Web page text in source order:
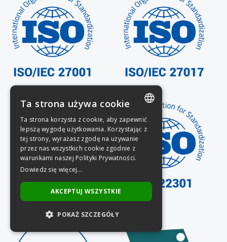
POLISH
ENGLISH
Ta strona używa cookie
Ta strona korzysta z cookie, aby zapewnić
lepszą wygodę użytkowania. Korzystając z
tej strony, wyrażasz zgodę na używanie
przez nas wszystkich cookie zgodnie z
warunkami naszej Polityki Prywatności.
Dowiedz się więcej...
AKCEPTUJ WSZYSTKIE
POKAŻ SZCZEGÓŁY